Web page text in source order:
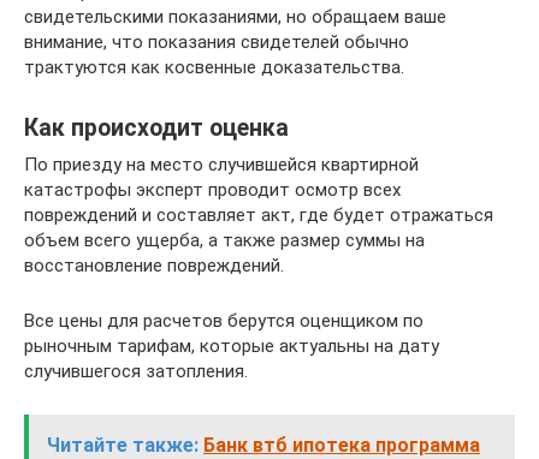
свидетельскими показаниями, но обращаем ваше
внимание, что показания свидетелей обычно
трактуются как косвенные доказательства.
Как происходит оценка
По приезду на место случившейся квартирной
катастрофы эксперт проводит осмотр всех
повреждений и составляет акт, где будет отражаться
объем всего ущерба, а также размер суммы на
восстановление повреждений.
Все цены для расчетов берутся оценщиком по
рыночным тарифам, которые актуальны на дату
случившегося затопления.
Читайте также: Банк втб ипотека программа